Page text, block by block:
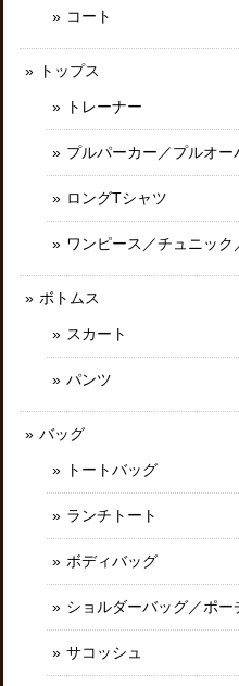
コート
トップス
トレーナー
プルパーカー／プルオー
ロングTシャツ
ワンピース／チュニック
ボトムス
スカート
パンツ
バッグ
トートバッグ
ランチトート
ボディバッグ
ショルダーバッグ／ポー
サコッシュ